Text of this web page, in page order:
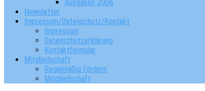
Ausgaben 2006
Newsletter
Impressum/Datenschutz/Kontakt
Impressum
Datenschutzerklärung
Kontaktformular
Mitgliedschaft
Regelmäßig fördern
Mitgliedschaft